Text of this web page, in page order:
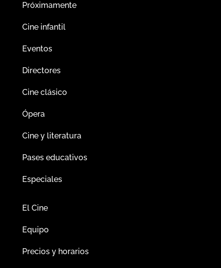
Próximamente
Cine infantil
Eventos
Directores
Cine clásico
Ópera
Cine y literatura
Pases educativos
Especiales
El Cine
Equipo
Precios y horarios